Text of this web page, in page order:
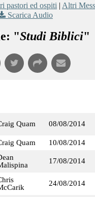
pastori ed ospiti | Altri
Scarica Audio
"Studi Biblici"
Quam 08/08/2014
Quam 10/08/2014
17/08/2014
24/08/2014